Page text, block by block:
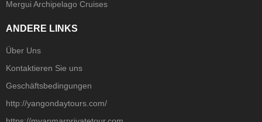
Mergui Archipelago Cruises
ANDERE LINKS
Über Uns
Kontaktieren Sie uns
Geschäftsbedingungen
http://yangondaytours.com/